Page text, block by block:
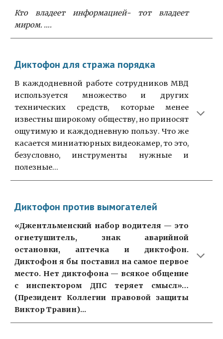
Кто владеет информацией- тот владеет
миром. ….
Диктофон для стража порядка
В каждодневной работе сотрудников МВД
используется множество и других
технических средств, которые менее
известны широкому обществу, но приносят
ощутимую и каждодневную пользу. Что же
касается миниатюрных видеокамер, то это,
безусловно, инструменты нужные и
полезные...
Диктофон против вымогателей
«Джентльменский набор водителя — это
огнетушитель, знак аварийной
остановки, аптечка и диктофон.
Диктофон я бы поставил на самое первое
место. Нет диктофона — всякое общение
с инспектором ДПС теряет смысл»…
(Президент Коллегии правовой защиты
Виктор Травин)...